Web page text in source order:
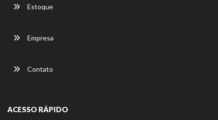
Estoque
Empresa
Contato
ACESSO RÁPIDO